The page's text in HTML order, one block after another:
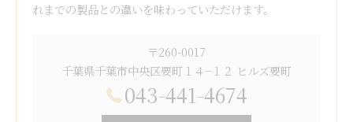
れまでの製品との違いを味わっていただけます。
〒260-0017
千葉県千葉市中央区要町１４−１２ ヒルズ要町
043-441-4674